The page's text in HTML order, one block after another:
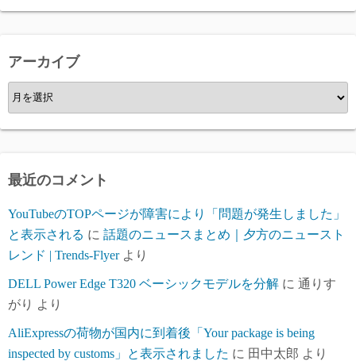
ゴ
ー
アーカイブ
ア
ー
カ
ブ
最近のコメント
YouTubeのTOPページが障害により「問題が発生しました」
と表示される に 話題のニュースまとめ｜夕方のニュースト
レンド | Trends-Flyerより
DELL Power Edge T320 ベーシックモデルを分解 に 通りす
がり より
AliExpressの荷物が国内に到着後「Your package is being
inspected by customs」と表示されました に 田中太郎 より